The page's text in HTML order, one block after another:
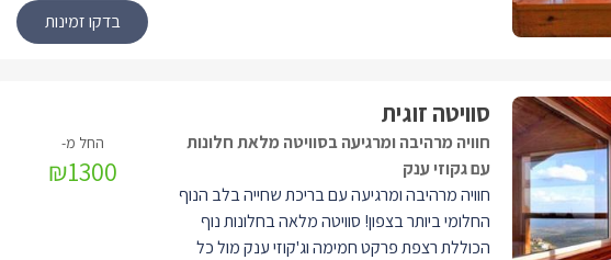
סוויטה זוגית
חוויה מרהיבה ומרגיעה בסוויטה מלאת חלונות
עם גקוזי ענק
חוויה מרהיבה ומרגיעה עם בריכת שחייה בלב הנוף
החלומי ביותר בצפון! סוויטה מלאה בחלונות נוף
הכוללת רצפת פרקט חמימה וג'קוזי ענק מול כל
₪1300